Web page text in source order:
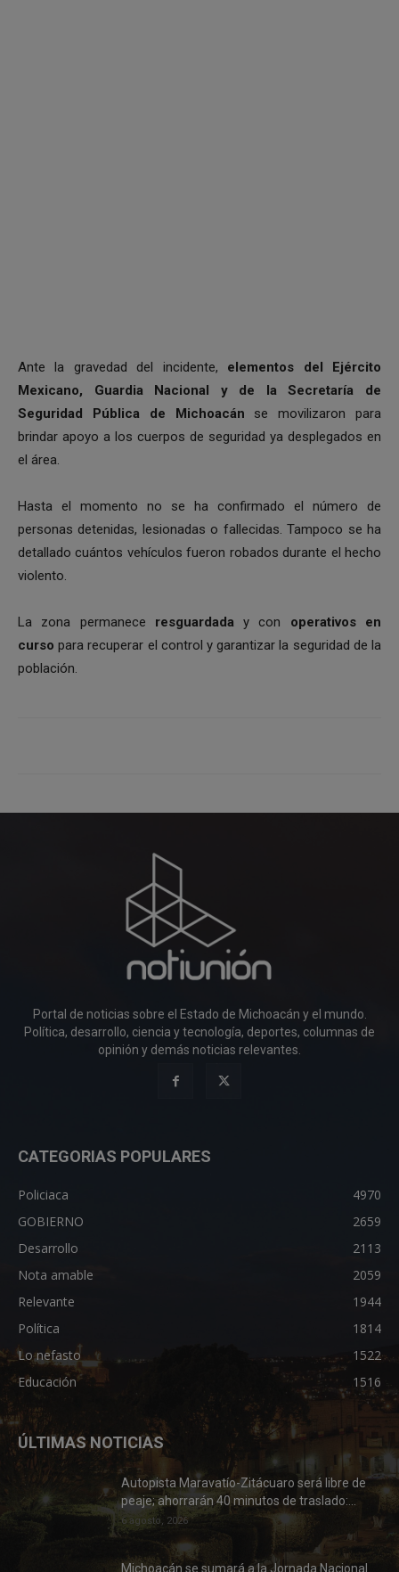
Ante la gravedad del incidente, elementos del Ejército
Mexicano, Guardia Nacional y de la Secretaría de
Seguridad Pública de Michoacán se movilizaron para
brindar apoyo a los cuerpos de seguridad ya desplegados en
el área.
Hasta el momento no se ha confirmado el número de
personas detenidas, lesionadas o fallecidas. Tampoco se ha
detallado cuántos vehículos fueron robados durante el hecho
violento.
La zona permanece resguardaday con operativos en
curso para recuperar el control y garantizar la seguridad de la
población.
Portal de noticias sobre el Estado de Michoacán y el mundo.
Política, desarrollo, ciencia y tecnología, deportes, columnas de
opinión y demás noticias relevantes.
CATEGORIAS POPULARES
Policiaca
4970
GOBIERNO
2659
Desarrollo
2113
Nota amable
2059
Relevante
1944
Política
1814
Lo nefasto
1522
Educación
1516
ÚLTIMAS NOTICIAS
Autopista Maravatío-Zitácuaro será libre de
peaje; ahorrarán 40 minutos de traslado:...
6 agosto, 2026
Michoacán se sumará a la Jornada Nacional